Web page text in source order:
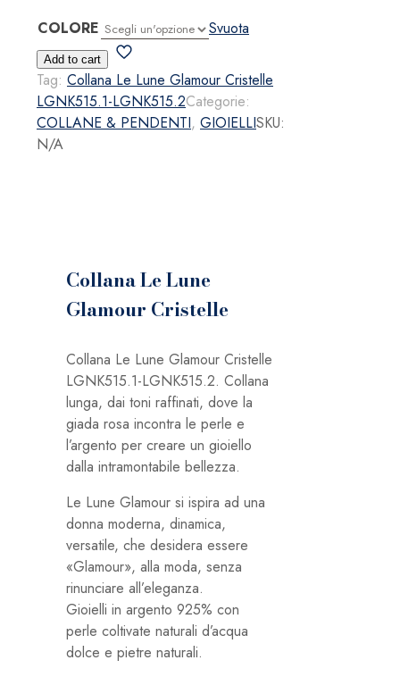
COLORE
Svuota
Collana
Le
Lune
Glamour
Cristelle
quantità
Add to cart
Tag: Collana Le Lune Glamour Cristelle
LGNK515.1-LGNK515.2Categorie:
COLLANE & PENDENTI, GIOIELLISKU:
N/A
Collana Le Lune
Glamour Cristelle
Collana Le Lune Glamour Cristelle
LGNK515.1-LGNK515.2. Collana
lunga, dai toni raffinati, dove la
giada rosa incontra le perle e
l’argento per creare un gioiello
dalla intramontabile bellezza.
Le Lune Glamour si ispira ad una
donna moderna, dinamica,
versatile, che desidera essere
«Glamour», alla moda, senza
rinunciare all’eleganza.
Gioielli in argento 925% con
perle coltivate naturali d’acqua
dolce e pietre naturali.